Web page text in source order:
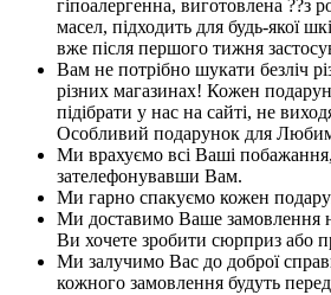
гіпоалергенна, виготовлена ??з
масел, підходить для будь-якої
вже після першого тижня
Вам не потрібно шукати безліч
різних магазинах! Кожен
підібрати у нас на сайті, не
Особливий подарунок для
Ми врахуємо всі Ваші
зателефонувавши Вам.
Ми гарно спакуємо кожен
Ми доставимо Ваше замовлення
Ви хочете зробити сюрприз або
Ми залучимо Вас до доброї
кожного замовлення будуть